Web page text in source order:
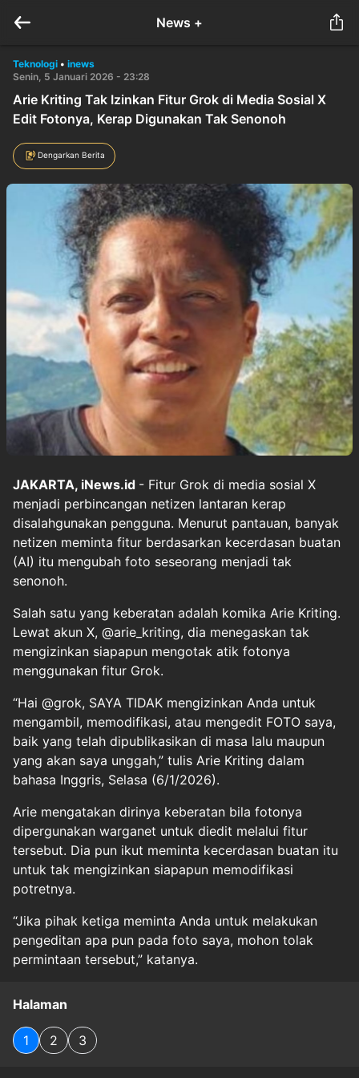
News +
Teknologi • inews
Senin, 5 Januari 2026 - 23:28
Arie Kriting Tak Izinkan Fitur Grok di Media Sosial X
Edit Fotonya, Kerap Digunakan Tak Senonoh
Dengarkan Berita
JAKARTA, iNews.id - Fitur Grok di media sosial X
menjadi perbincangan netizen lantaran kerap
disalahgunakan pengguna. Menurut pantauan, banyak
netizen meminta fitur berdasarkan kecerdasan buatan
(AI) itu mengubah foto seseorang menjadi tak
senonoh.
Salah satu yang keberatan adalah komika Arie Kriting.
Lewat akun X, @arie_kriting, dia menegaskan tak
mengizinkan siapapun mengotak atik fotonya
menggunakan fitur Grok.
“Hai @grok, SAYA TIDAK mengizinkan Anda untuk
mengambil, memodifikasi, atau mengedit FOTO saya,
baik yang telah dipublikasikan di masa lalu maupun
yang akan saya unggah,” tulis Arie Kriting dalam
bahasa Inggris, Selasa (6/1/2026).
Arie mengatakan dirinya keberatan bila fotonya
dipergunakan warganet untuk diedit melalui fitur
tersebut. Dia pun ikut meminta kecerdasan buatan itu
untuk tak mengizinkan siapapun memodifikasi
potretnya.
“Jika pihak ketiga meminta Anda untuk melakukan
pengeditan apa pun pada foto saya, mohon tolak
permintaan tersebut,” katanya.
Halaman
1 2 3